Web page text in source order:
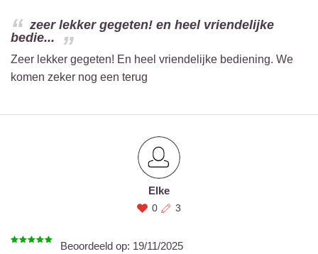
zeer lekker gegeten! en heel vriendelijke
bedie...
Zeer lekker gegeten! En heel vriendelijke bediening. We
komen zeker nog een terug
Elke
0 3
Beoordeeld op: 19/11/2025